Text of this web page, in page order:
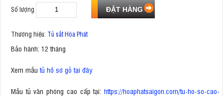
Số lượng
Thương hiệu: Tủ sắt Hòa Phát
Bảo hành: 12 tháng
Xem mẫutủ hồ sơ gỗ tại đây
Mẫu tủ văn phòng cao cấp tại: https://hoaphatsaigon.com/tu-ho-so-cao-